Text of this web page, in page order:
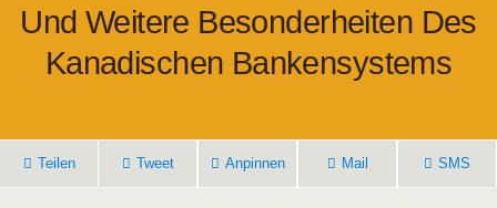
Und Wei­te­re Beson­der­hei­ten Des
Kana­di­schen Bankensystems
Tei­len Tweet Anpin­nen Mail SMS